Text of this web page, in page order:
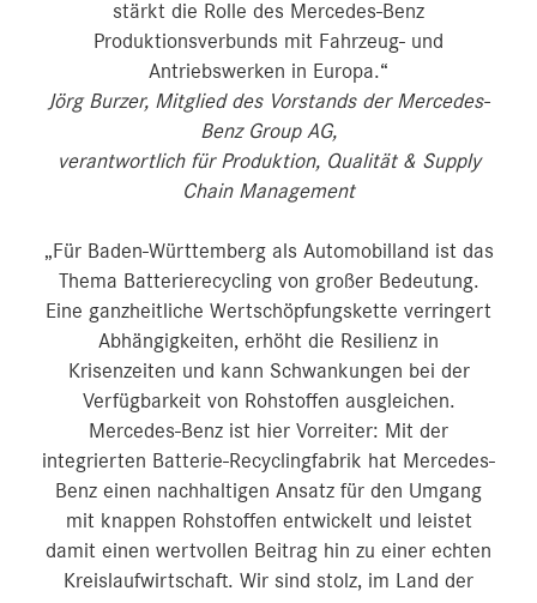
stärkt die Rolle des Mercedes-Benz
Produktionsverbunds mit Fahrzeug- und
Antriebswerken in Europa.“
Jörg Burzer, Mitglied des Vorstands der Mercedes-
Benz Group AG,
verantwortlich für Produktion, Qualität & Supply
Chain Management
„Für Baden-Württemberg als Automobilland ist das
Thema Batterierecycling von großer Bedeutung.
Eine ganzheitliche Wertschöpfungskette verringert
Abhängigkeiten, erhöht die Resilienz in
Krisenzeiten und kann Schwankungen bei der
Verfügbarkeit von Rohstoffen ausgleichen.
Mercedes-Benz ist hier Vorreiter: Mit der
integrierten Batterie-Recyclingfabrik hat Mercedes-
Benz einen nachhaltigen Ansatz für den Umgang
mit knappen Rohstoffen entwickelt und leistet
damit einen wertvollen Beitrag hin zu einer echten
Kreislaufwirtschaft. Wir sind stolz, im Land der